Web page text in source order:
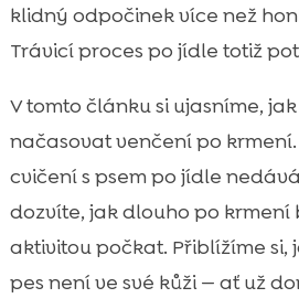
krmiva (granule, mokré,
Hydratace a pitný režim
bez divokého pohybu
CricksyDog: citlivé
nám půjde lépe, když
krmivo
klidný odpočinek více než
Trávicí proces po jídle totiž
V tomto článku si ujasníme,
načasovat venčení po
cvičení s psem po jídle
dozvíte, jak dlouho po krmení
aktivitou počkat. Přiblížíme si,
pes není ve své kůži — ať už